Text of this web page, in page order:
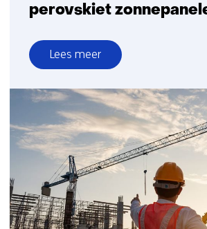
perovskiet
Lees meer
over
TNO,
Perovion
Lift
PV
bundelen
krachten
voor
Nederlandse